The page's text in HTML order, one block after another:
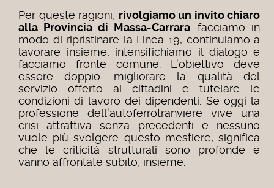
Per queste ragioni, rivolgiamo un invito chiaro
alla Provincia di Massa-Carrara: facciamo in
modo di ripristinare la Linea 19, continuiamo a
lavorare insieme, intensifichiamo il dialogo e
facciamo fronte comune. L'obiettivo deve
essere doppio: migliorare la qualità del
servizio offerto ai cittadini e tutelare le
condizioni di lavoro dei dipendenti. Se oggi la
professione dell'autoferrotranviere vive una
crisi attrattiva senza precedenti e nessuno
vuole più svolgere questo mestiere, significa
che le criticità strutturali sono profonde e
vanno affrontate subito, insieme.